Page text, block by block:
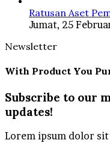
Ratusan Aset
Jumat, 25
Newsletter
With Product You
Subscribe to our
updates!
Lorem ipsum dolor